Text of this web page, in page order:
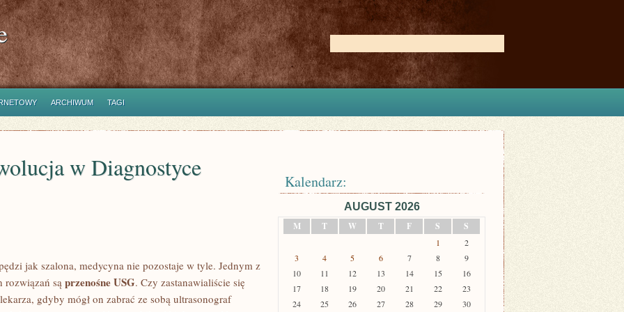
ARCHIWUM TAGI
w Diagnostyce
jak szalona, medycyna nie pozostaje w tyle. Jednym z
rozwiązań są przenośne USG. Czy zastanawialiście się
gdyby mógł on zabrać ze sobą ultrasonograf
Kalendarz:
AUGUST 2026
M
T W T F S S
1
2
3
4 5 6 7 8
9
10
11 12 13 14 15
16
17
18 19 20 21 22
23
24
25 26 27 28 29
30